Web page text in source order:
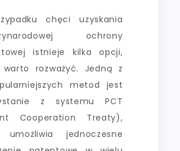
chęci uzyskania
ochrony
istnieje kilka opcji,
rozważyć. Jedną z
metod jest
z systemu PCT
Cooperation Treaty),
umożliwia jednoczesne